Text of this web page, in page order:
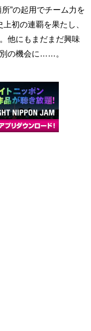
”の起用でチーム力を
初の連覇を果たし、
他にもまだまだ興味
の機会に……。